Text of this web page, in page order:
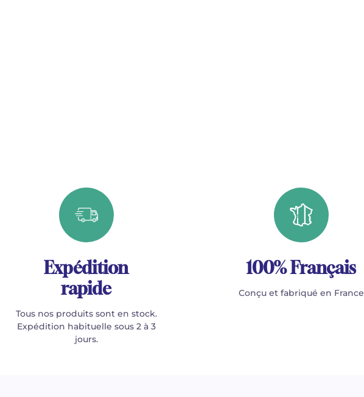
Expédition
rapide
Tous nos produits sont en stock.
Expédition habituelle sous 2 à 3
jours.
100% Français
Conçu et fabriqué en France